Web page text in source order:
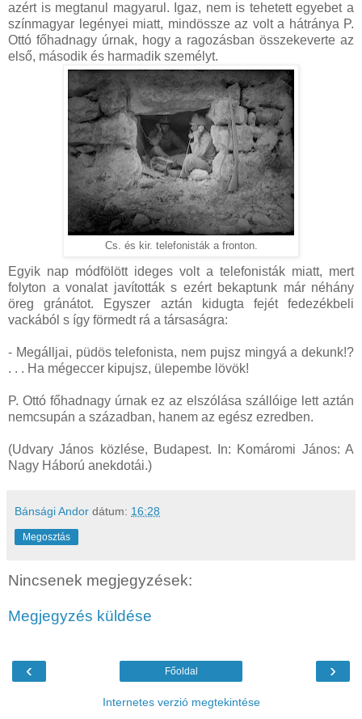
azért is megtanul magyarul. Igaz, nem is tehetett egyebet a
színmagyar legényei miatt, mindössze az volt a hátránya P.
Ottó főhadnagy úrnak, hogy a ragozásban összekeverte az
első, második és harmadik személyt.
Cs. és kir. telefonisták a fronton.
Egyik nap módfölött ideges volt a telefonisták miatt, mert
folyton a vonalat javították s ezért bekaptunk már néhány
öreg gránátot. Egyszer aztán kidugta fejét fedezékbeli
vackából s így förmedt rá a társaságra:
- Megálljai, püdös telefonista, nem pujsz mingyá a dekunk!?
. . . Ha mégeccer kipujsz, ülepembe lövök!
P. Ottó főhadnagy úrnak ez az elszólása szállóige lett aztán
nemcsupán a században, hanem az egész ezredben.
(Udvary János közlése, Budapest. In: Komáromi János: A
Nagy Háború anekdotái.)
Bánsági Andor dátum: 16:28
Megosztás
Nincsenek megjegyzések:
Megjegyzés küldése
‹ ›
Főoldal
Internetes verzió megtekintése